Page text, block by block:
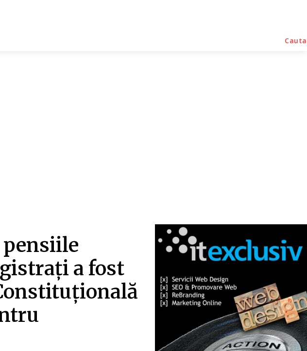
Cauta
pensiile
a fost